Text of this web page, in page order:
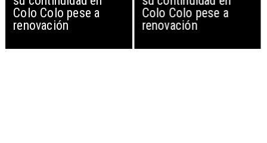
Colo Colo pese a
renovación
Colo Colo pese a
renovación